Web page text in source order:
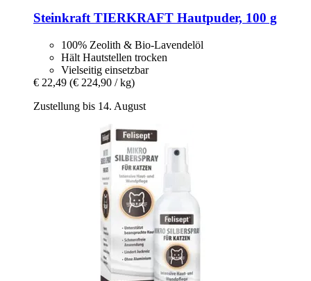
Steinkraft TIERKRAFT Hautpuder, 100 g
100% Zeolith & Bio-Lavendelöl
Hält Hautstellen trocken
Vielseitig einsetzbar
€ 22,49 (€ 224,90 / kg)
Zustellung bis 14. August